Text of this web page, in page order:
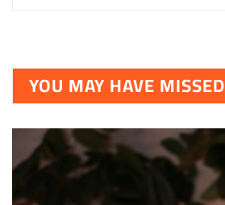
YOU MAY HAVE MISSED